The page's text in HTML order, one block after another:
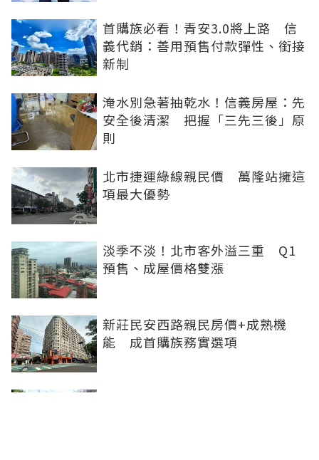
首購族必看！青安3.0將上路 信
義代銷：善用預售付款彈性、銜接
新制
淹水別急著抽乾水！信義房屋：先
安全後清潔 把握「三先三後」原
則
北市捷運綠線親民價 萬隆站擁這
項最大優勢
淡季不淡！北市客外溢三重 Q1
預售、成屋價格雙漲
新莊民安西路親民房價+成熟機
能 成首購族務實選項